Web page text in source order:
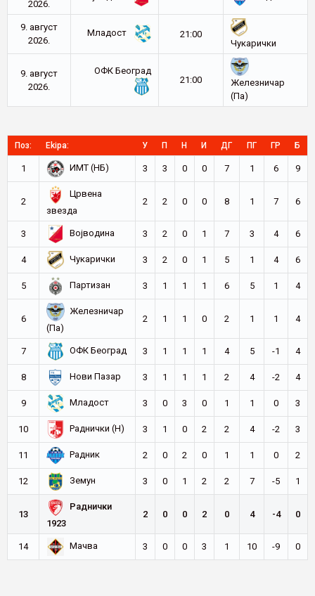
2026.
9. август
2026.
Младост
21:00
Чукарички
9. август
2026.
ОФК Београд
21:00
Железничар
(Па)
Поз: Ekipa: У П Н И ДГ ПГ ГР Б
1 ИМТ (НБ) 3 3 0 0 7 1 6 9
2
Црвена
звезда
2 2 0 0 8 1 7 6
3 Војводина 3 2 0 1 7 3 4 6
4 Чукарички 3 2 0 1 5 1 4 6
5 Партизан 3 1 1 1 6 5 1 4
6
Железничар
(Па)
2 1 1 0 2 1 1 4
7 ОФК Београд 3 1 1 1 4 5 -1 4
8 Нови Пазар 3 1 1 1 2 4 -2 4
9 Младост 3 0 3 0 1 1 0 3
10 Раднички (Н) 3 1 0 2 2 4 -2 3
11 Радник 2 0 2 0 1 1 0 2
12 Земун 3 0 1 2 2 7 -5 1
13
Раднички
1923
2 0 0 2 0 4 -4 0
14 Мачва 3 0 0 3 1 10 -9 0